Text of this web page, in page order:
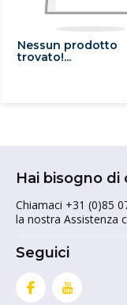
Nessun prodotto
trovato!...
Hai bisogno di
Chiamaci +31 (0)85
la nostra Assistenza
Seguici